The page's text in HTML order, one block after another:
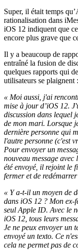
Super, il était temps
rationalisation dans
iOS 12 indiquent que
encore plus grave que
Il y a beaucoup de
entraîné la fusion de
quelques rapports qui
utilisateurs se plaignent :
« Moi aussi, j'ai
mise à jour d’iOS 12.
discussion dans lequel
de mon mari. Lorsque
dernière personne qui
l'autre personne (c'est
Pour envoyer un
nouveau message
été envoyé, il rejoint le
fermer et de
« Y a-t-il un moyen de
dans iOS 12 ? Mon ex-
seul Apple ID. Avec le
iOS 12, tous leurs
Je ne peux envoyer un
envoyé un texto. Ce
cela ne permet pas de